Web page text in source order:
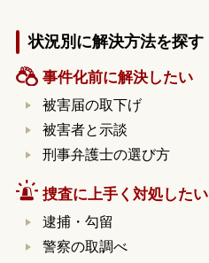
状況別に解決方法を探す
事件化前に解決したい
被害届の取下げ
被害者と示談
刑事弁護士の選び方
捜査に上手く対処したい
逮捕・勾留
警察の取調べ